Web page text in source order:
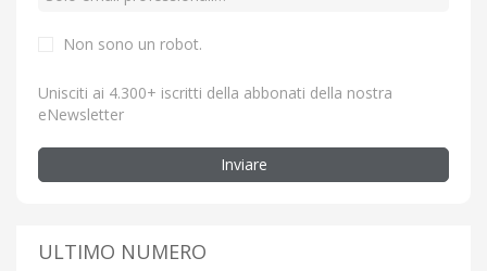
Non sono un robot.
Unisciti ai 4.300+ iscritti della abbonati della nostra
eNewsletter
Inviare
ULTIMO NUMERO